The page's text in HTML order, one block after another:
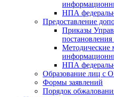
НПА
Предоставление
Приказы
Методические
НПА
Образование лиц с
Формы заявлений
Порядок